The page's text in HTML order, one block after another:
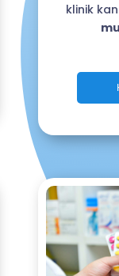
klinik